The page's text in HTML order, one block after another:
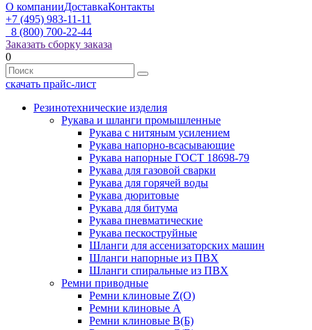
О компанииДоставкаКонтакты
+7 (495) 983-11-11
8 (800) 700-22-44
Заказать сборку заказа
0
скачать прайс-лист
Резинотехнические изделия
Рукава и шланги промышленные
Рукава с нитяным усилением
Рукава напорно-всасывающие
Рукава напорные ГОСТ 18698-79
Рукава для газовой сварки
Рукава для горячей воды
Рукава дюритовые
Рукава для битума
Рукава пневматические
Рукава пескоструйные
Шланги для ассенизаторских машин
Шланги напорные из ПВХ
Шланги спиральные из ПВХ
Ремни приводные
Ремни клиновые Z(О)
Ремни клиновые А
Ремни клиновые В(Б)